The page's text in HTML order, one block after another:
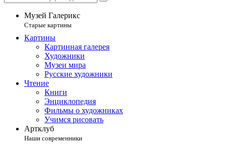
Музей Галерикс
Старые картины
Картины
Картинная галерея
Художники
Музеи мира
Русские художники
Чтение
Книги
Энциклопедия
Фильмы о художниках
Учимся рисовать
Артклуб
Наши современники